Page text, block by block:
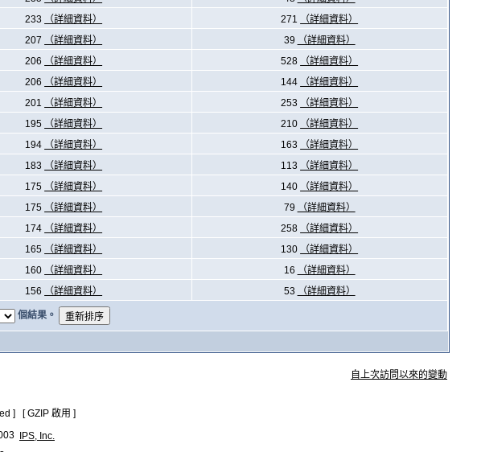
233 （詳細資料） 271
（詳細資料）
207 （詳細資料） 39
（詳細資料）
206 （詳細資料） 528
（詳細資料）
206 （詳細資料） 144
（詳細資料）
201 （詳細資料） 253
（詳細資料）
195 （詳細資料） 210
（詳細資料）
194 （詳細資料） 163
（詳細資料）
183 （詳細資料） 113
（詳細資料）
175 （詳細資料） 140
（詳細資料）
175 （詳細資料） 79
（詳細資料）
174 （詳細資料） 258
（詳細資料）
165 （詳細資料） 130
（詳細資料）
160 （詳細資料） 16
（詳細資料）
156 （詳細資料） 53 （詳細資料）
個結果。
自上次訪問以來的變動
] [ GZIP 啟用 ]
IPS, Inc.